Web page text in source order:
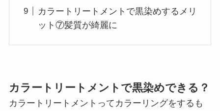
カラートリートメントで黒染めするメリ
ット⑦髪質が綺麗に
カラートリートメントで黒染めできる？
カラートリートメントってカラーリングをするも